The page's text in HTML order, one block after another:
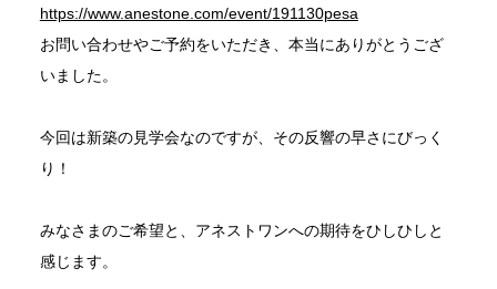
https://www.anestone.com/event/191130pesa
お問い合わせやご予約をいただき、本当にありがとうござ
いました。
今回は新築の見学会なのですが、その反響の早さにびっく
り！
みなさまのご希望と、アネストワンへの期待をひしひしと
感じます。